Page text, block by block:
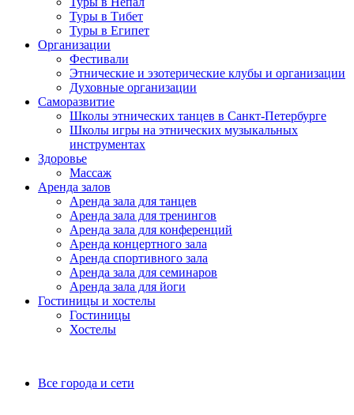
Туры в Тибет
Туры в Египет
Организации
Фестивали
Этнические и эзотерические клубы и организации
Духовные организации
Саморазвитие
Школы этнических танцев в Санкт-Петербурге
Школы игры на этнических музыкальных
инструментах
Здоровье
Массаж
Аренда залов
Аренда зала для танцев
Аренда зала для тренингов
Аренда зала для конференций
Аренда концертного зала
Аренда спортивного зала
Аренда зала для семинаров
Аренда зала для йоги
Гостиницы и хостелы
Гостиницы
Хостелы
Все города и сети